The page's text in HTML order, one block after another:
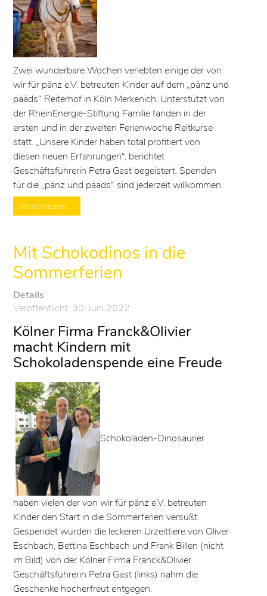
Zwei wunderbare Wochen verlebten einige der von
wir für pänz e.V. betreuten Kinder auf dem „pänz und
pääds“ Reiterhof in Köln Merkenich. Unterstützt von
der RheinEnergie-Stiftung Familie fanden in der
ersten und in der zweiten Ferienwoche Reitkurse
statt. „Unsere Kinder haben total profitiert von
diesen neuen Erfahrungen“, berichtet
Geschäftsführerin Petra Gast begeistert. Spenden
für die „pänz und pääds“ sind jederzeit willkommen.
Weiterlesen …
Mit Schokodinos in die
Sommerferien
Details
Veröffentlicht: 30. Juni 2022
Kölner Firma Franck&Olivier
macht Kindern mit
Schokoladenspende eine Freude
Schokoladen-Dinosaurier
haben vielen der von wir für pänz e.V. betreuten
Kinder den Start in die Sommerferien versüßt.
Gespendet wurden die leckeren Urzeittiere von Oliver
Eschbach, Bettina Eschbach und Frank Billen (nicht
im Bild) von der Kölner Firma Franck&Olivier.
Geschäftsführerin Petra Gast (links) nahm die
Geschenke hocherfreut entgegen.